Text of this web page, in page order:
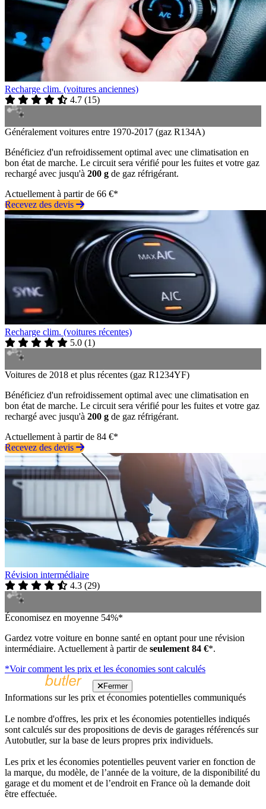
Recharge clim. (voitures anciennes)
4.7 (15)
Généralement voitures entre 1970-2017 (gaz R134A)
Bénéficiez d'un refroidissement optimal avec une climatisation en
bon état de marche. Le circuit sera vérifié pour les fuites et votre gaz
rechargé avec jusqu'à 200 g de gaz réfrigérant.
Actuellement à partir de 66 €*
Recevez des devis
Recharge clim. (voitures récentes)
5.0 (1)
Voitures de 2018 et plus récentes (gaz R1234YF)
Bénéficiez d'un refroidissement optimal avec une climatisation en
bon état de marche. Le circuit sera vérifié pour les fuites et votre gaz
rechargé avec jusqu'à 200 g de gaz réfrigérant.
Actuellement à partir de 84 €*
Recevez des devis
Révision intermédiaire
4.3 (29)
Économisez en moyenne 54%*
Gardez votre voiture en bonne santé en optant pour une révision
intermédiaire. Actuellement à partir de seulement 84 €*.
*Voir comment les prix et les économies sont calculés
Fermer
Informations sur les prix et économies potentielles communiqués
Le nombre d'offres, les prix et les économies potentielles indiqués
sont calculés sur des propositions de devis de garages référencés sur
Autobutler, sur la base de leurs propres prix individuels.
Les prix et les économies potentielles peuvent varier en fonction de
la marque, du modèle, de l’année de la voiture, de la disponibilité du
garage et du moment et de l’endroit en France où la demande doit
être effectuée.